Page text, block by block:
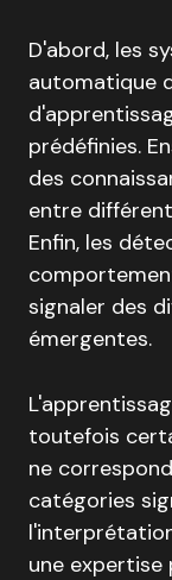
D'abord, les
automatique
prédéfinies.
des
entre
Enfin, les
signaler des
émergentes.
toutefois
ne
catégories
une expertise